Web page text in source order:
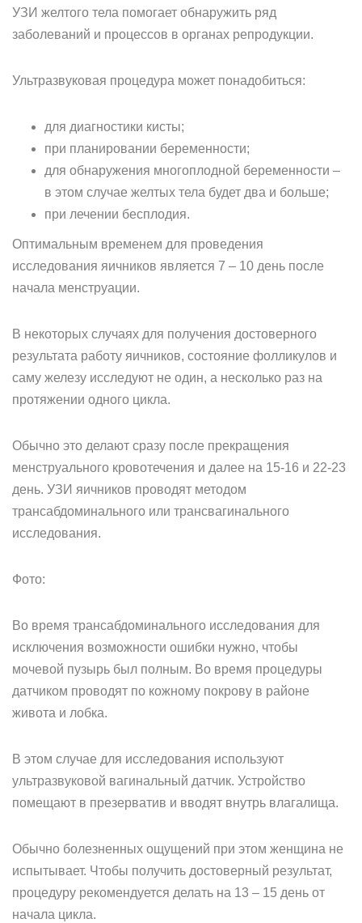
УЗИ желтого тела помогает обнаружить ряд
заболеваний и процессов в органах репродукции.
Ультразвуковая процедура может понадобиться:
для диагностики кисты;
при планировании беременности;
для обнаружения многоплодной беременности –
в этом случае желтых тела будет два и больше;
при лечении бесплодия.
Оптимальным временем для проведения
исследования яичников является 7 – 10 день после
начала менструации.
В некоторых случаях для получения достоверного
результата работу яичников, состояние фолликулов и
саму железу исследуют не один, а несколько раз на
протяжении одного цикла.
Обычно это делают сразу после прекращения
менструального кровотечения и далее на 15-16 и 22-23
день. УЗИ яичников проводят методом
трансабдоминального или трансвагинального
исследования.
Фото:
Во время трансабдоминального исследования для
исключения возможности ошибки нужно, чтобы
мочевой пузырь был полным. Во время процедуры
датчиком проводят по кожному покрову в районе
живота и лобка.
В этом случае для исследования используют
ультразвуковой вагинальный датчик. Устройство
помещают в презерватив и вводят внутрь влагалища.
Обычно болезненных ощущений при этом женщина не
испытывает. Чтобы получить достоверный результат,
процедуру рекомендуется делать на 13 – 15 день от
начала цикла.